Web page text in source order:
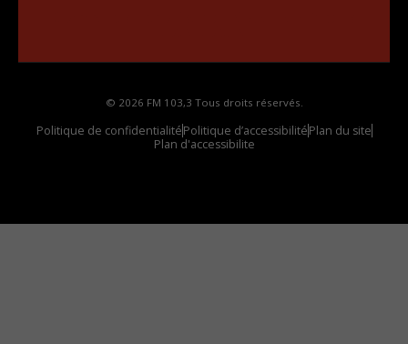
© 2026 FM 103,3 Tous droits réservés.
Politique de confidentialitéPolitique d’accessibilitéPlan du site
Plan d'accessibilite